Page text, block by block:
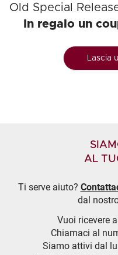
Old Special
In regalo un
Lascia
AL
Ti serve aiuto?
dal
Vuoi ricevere
Chiamaci al
Siamo attivi dal